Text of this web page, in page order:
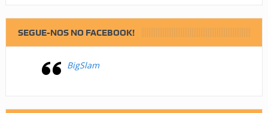
SEGUE-NOS NO FACEBOOK!
BigSlam